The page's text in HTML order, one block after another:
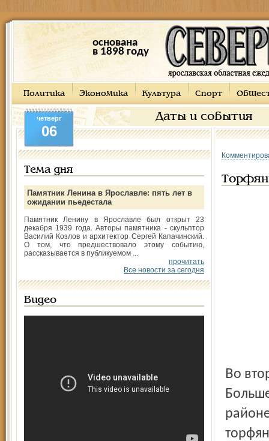
основана
в 1898 году
Политика Экономика Культура Спорт
Даты и события
четверг
06
Тема дня
Памятник Ленина в Ярославле: пять лет в
ожидании пьедестала
Памятник Ленину в Ярославле был открыт 23
декабря 1939 года. Авторы памятника - скульптор
Василий Козлов и архитектор Сергей Капачинский.
О том, что предшествовало этому событию,
рассказывается в публикуемом ...
прочитать
Все новости за сегодня
Видео
Во вторник утром тревожный сигнал поступил из